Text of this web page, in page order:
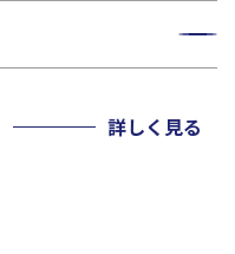
詳しく見る